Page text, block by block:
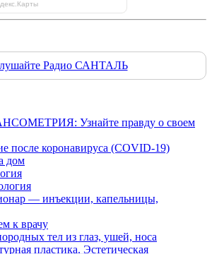
Узнайте правду о своем
после коронавируса (COVID-19)
дом
— инъекции, капельницы,
к врачу
тел из глаз, ушей, носа
пластика. Эстетическая